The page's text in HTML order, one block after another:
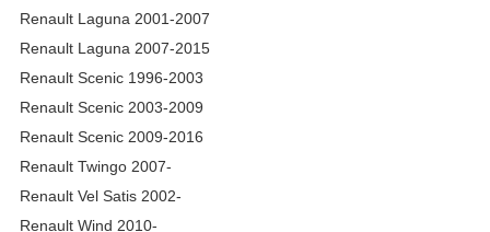
Renault Laguna 2001-2007
Renault Laguna 2007-2015
Renault Scenic 1996-2003
Renault Scenic 2003-2009
Renault Scenic 2009-2016
Renault Twingo 2007-
Renault Vel Satis 2002-
Renault Wind 2010-